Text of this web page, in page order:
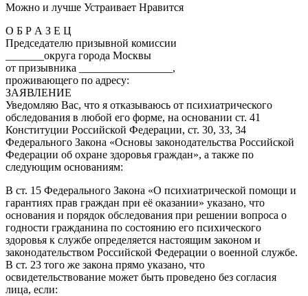
Можно и лучше Устраивает Нравится
О Б Р А З Е Ц
Председателю призывной комиссии
_______округа города Москвы
от призывника _________________,
проживающего по адресу:
ЗАЯВЛЕНИЕ
Уведомляю Вас, что я отказываюсь от психиатрического
обследования в любой его форме, на основании ст. 41
Конституции Российской Федерации, ст. 30, 33, 34
Федерального Закона «Основы законодательства Российской
Федерации об охране здоровья граждан», а также по
следующим основаниям:
В ст. 15 Федерального Закона «О психиатрической помощи и
гарантиях прав граждан при её оказании» указано, что
основания и порядок обследования при решении вопроса о
годности гражданина по состоянию его психического
здоровья к службе определяется настоящим законом и
законодательством Российской Федерации о военной службе.
В ст. 23 того же закона прямо указано, что
освидетельствование может быть проведено без согласия
лица, если: